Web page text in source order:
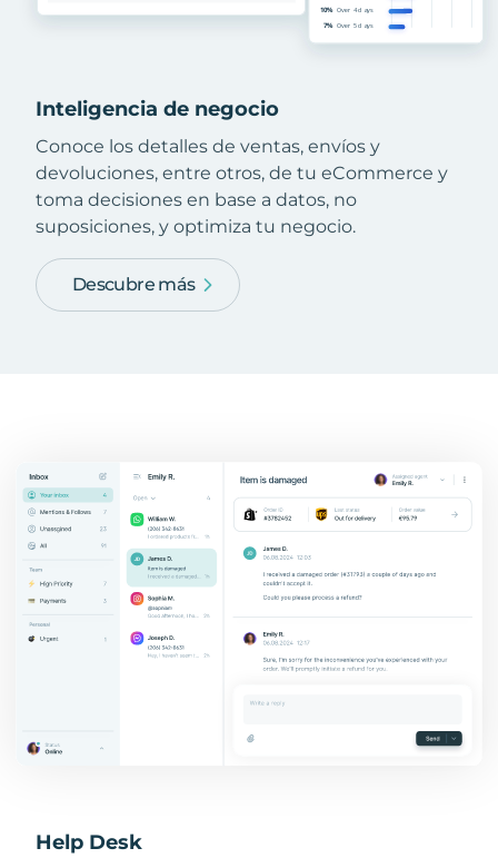
Inteligencia de negocio
Conoce los detalles de ventas, envíos y
devoluciones, entre otros, de tu eCommerce y
toma decisiones en base a datos, no
suposiciones, y optimiza tu negocio.
Descubre más
Help Desk